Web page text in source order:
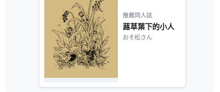
推薦同人誌
蕗草葉下的小人
おそ松さん